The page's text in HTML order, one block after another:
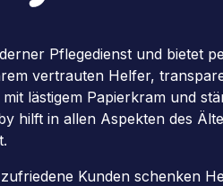
Pflegedienst und bietet
vertrauten Helfer,
lästigem Papierkram und
hilft in allen Aspekten des
Kunden schenken